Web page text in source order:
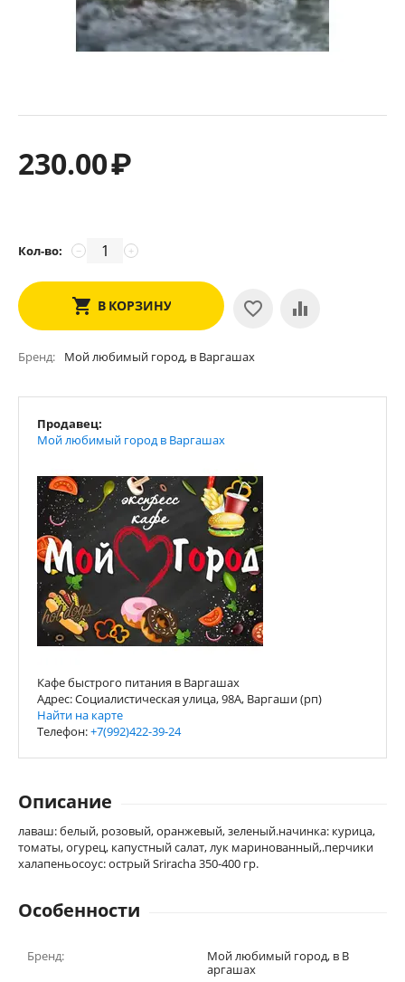
230.00₽
Кол-во: +
−
В КОРЗИНУ
Бренд Мой любимый город, в Варгашах
Продавец:
Мой любимый город в Варгашах
Кафе быстрого питания в Варгашах
Адрес: Социалистическая улица, 98А, Варгаши (рп)
Найти на карте
Телефон:+7(992)422-39-24
Описание
лаваш: белый, розовый, оранжевый, зеленый.начинка: курица,
томаты, огурец, капустный салат, лук маринованный,.перчики
халапеньосоус: острый Sriracha 350-400 гр.
Особенности
Бренд:
Мой любимый город, в В
аргашах